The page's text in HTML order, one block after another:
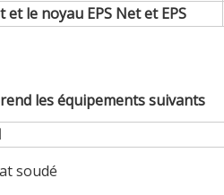
le noyau EPS Net et EPS
les équipements suivants
soudé